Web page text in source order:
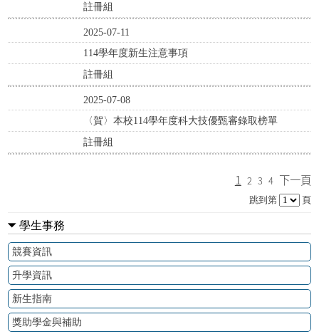
註冊組
2025-07-11
114學年度新生注意事項
註冊組
2025-07-08
〈賀〉本校114學年度科大技優甄審錄取榜單
註冊組
1 2 3 4 下一頁
跳到第 頁
學生事務
競賽資訊
升學資訊
新生指南
獎助學金與補助